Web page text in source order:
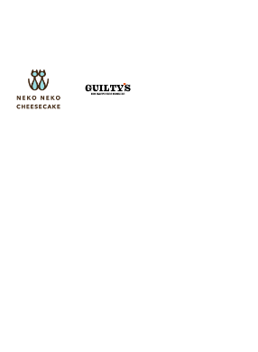
新卒採用
採用情報